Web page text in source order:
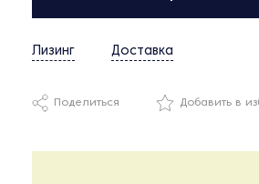
Лизинг Доставка
Поделиться Добавить в